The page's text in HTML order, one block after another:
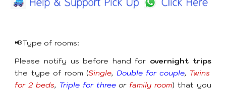
📢Type of rooms:
Please notify us before hand for overnight trips
the type of room (Single, Double for couple, Twins
for 2 beds, Triple for threeor family room) that you